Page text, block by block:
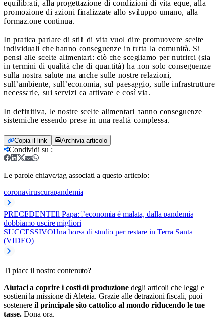
equilibrati, alla progettazione di condizioni di vita eque, alla
promozione di azioni finalizzate allo sviluppo umano, alla
formazione continua.
In pratica parlare di stili di vita vuol dire promuovere scelte
individuali che hanno conseguenze in tutta la comunità. Si
pensi alle scelte alimentari: ciò che scegliamo per nutrirci (sia
in termini di qualità che di quantità) ha non solo conseguenze
sulla nostra salute ma anche sulle nostre relazioni,
sull’ambiente, sull’economia, sul paesaggio, sulle infrastrutture
necessarie, sui servizi da attivare e così via.
In definitiva, le nostre scelte alimentari hanno conseguenze
sistemiche essendo prese in una realtà complessa.
Copia il link Archivia articolo
Condividi su :
Le parole chiave/tag associati a questo articolo:
coronaviruscurapandemia
PRECEDENTEIl Papa: l’economia è malata, dalla pandemia
dobbiamo uscire migliori
SUCCESSIVOUna borsa di studio per restare in Terra Santa
(VIDEO)
Ti piace il nostro contenuto?
Aiutaci a coprire i costi di produzione degli articoli che leggi e
sostieni la missione di Aleteia. Grazie alle detrazioni fiscali, puoi
sostenere il principale sito cattolico al mondo riducendo le tue
tasse. Dona ora.